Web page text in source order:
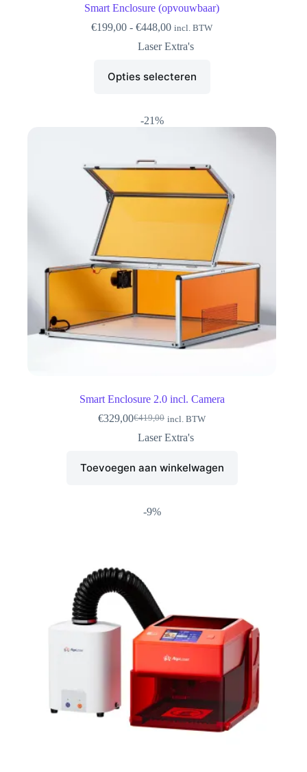
Smart Enclosure (opvouwbaar)
€199,00 - €448,00Prijsklasse:
tot
incl. BTW
Laser Extra's
Opties selecteren
product
variaties.
Deze
gekozen
de
-21%
Smart Enclosure 2.0 incl. Camera
€419,00
Oorspronkelijke
prijs
€329,00Huidige
prijs
incl. BTW
Laser Extra's
Toevoegen aan winkelwagen
-9%